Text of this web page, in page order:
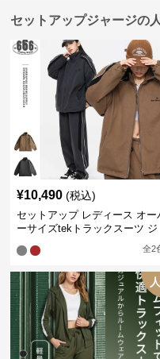
セットアップジャージの
¥10,490 (税込)
セットアップ レディース オー
ーサイズtekトラックスーツ ジ
全2